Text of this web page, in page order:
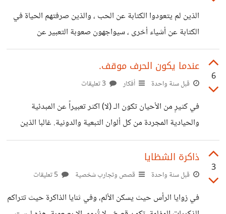
الذين لم يتعودوا الكتابة عن الحب ، والذين صرفتهم الحياة في
الكتابة عن أشياء أخرى ، سيواجهون صعوبة التعبير عن
مشاعرهم عندما يقعون به … لذا سأختصر الحديث وأقول لتلك
البعيدة التي لم اراها اني أحبكِ، و لك في روحي مكان لايعرفه
أحد . أفصح لك عن مشاعري وانا اعلم إنا قد لا نلتقي أبداً. انه
مجرد اعتراف ربما لا تقرأينه او لا تعلمين انكِ المقصودة به ، و إن
عَلِمتي انه لكِ ، قد لا تبادلينني نفس الشعور، لكن
6
عندما يكون الحرف موقف.
قبل سنة واحدة أفكار
في كثيرٍ من الأحيان تكون الـ (لا) اكثر تعبيراً عن المبدئية
والحيادية المجردة من كل ألوان التبعية والدونية. غالبا الذين
يختارون هذه الـ (لا) كموقف تكون خسائرهم في ميزان المادة
كبير، ولكن في قياسات القيم الأخلاقية النبيلة فهي تمثل حضوراً
3
ذاكرة الشظايا
قبل سنة واحدة قصص وتجارب شخصية
في زوايا الرأس حيث يسكن الألم، وفي ثنايا الذاكرة حيث تتراكم